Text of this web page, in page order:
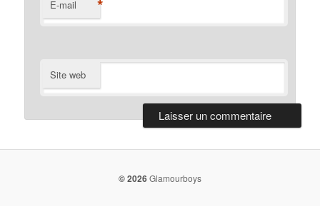
E-mail *
Site web
© 2026Glamourboys